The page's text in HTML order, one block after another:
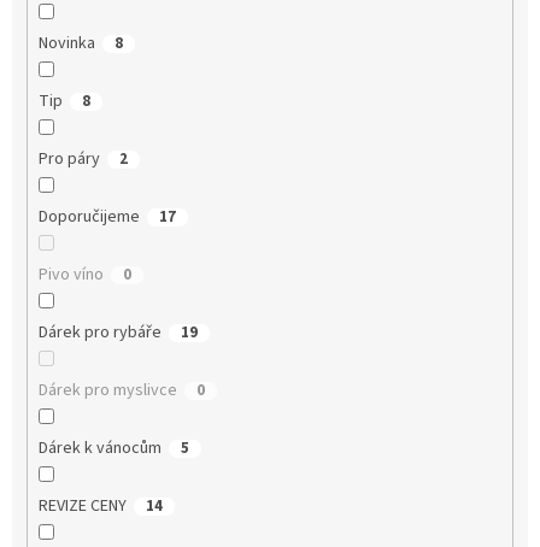
Novinka 8
Tip 8
Pro páry 2
Doporučijeme 17
Pivo víno 0
Dárek pro rybáře 19
Dárek pro myslivce 0
Dárek k vánocům 5
REVIZE CENY 14